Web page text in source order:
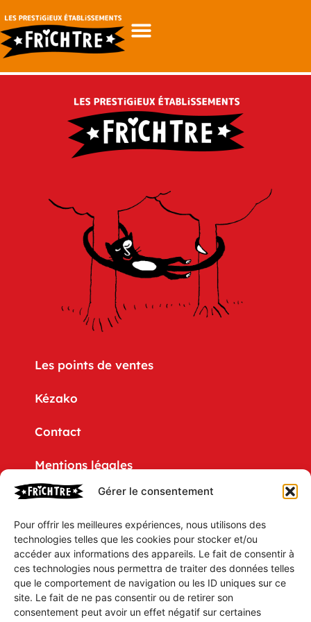
Gérer le consentement
Pour offrir les meilleures expériences, nous utilisons des
technologies telles que les cookies pour stocker et/ou
accéder aux informations des appareils. Le fait de consentir à
ces technologies nous permettra de traiter des données telles
que le comportement de navigation ou les ID uniques sur ce
site. Le fait de ne pas consentir ou de retirer son
consentement peut avoir un effet négatif sur certaines
Les points de ventes
Kézako
Contact
Mentions légales
Politique de confidentialité
CGV
Mon compte
Mon Panier